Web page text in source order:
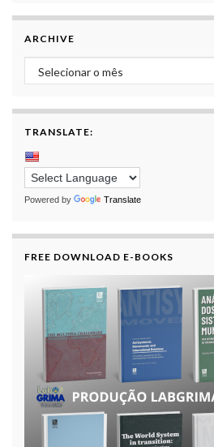
ARCHIVE
Archive
TRANSLATE:
Powered by Translate
FREE DOWNLOAD E-BOOKS